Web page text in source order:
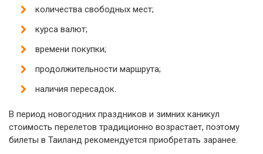
количества свободных мест;
курса валют;
времени покупки;
продолжительности маршрута;
наличия пересадок.
В период новогодних праздников и зимних каникул
стоимость перелетов традиционно возрастает, поэтому
билеты в Таиланд рекомендуется приобретать заранее.